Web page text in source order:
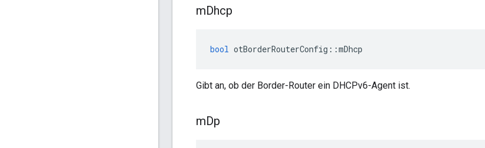
mDhcp
bool otBorderRouterConfig ::mDhcp
Gibt an, ob der Border-Router ein DHCPv6-Agent ist.
mDp